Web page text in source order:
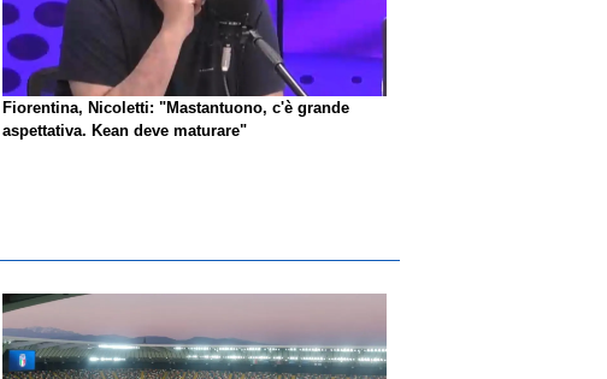
Fiorentina, Nicoletti: "Mastantuono, c'è grande
aspettativa. Kean deve maturare"